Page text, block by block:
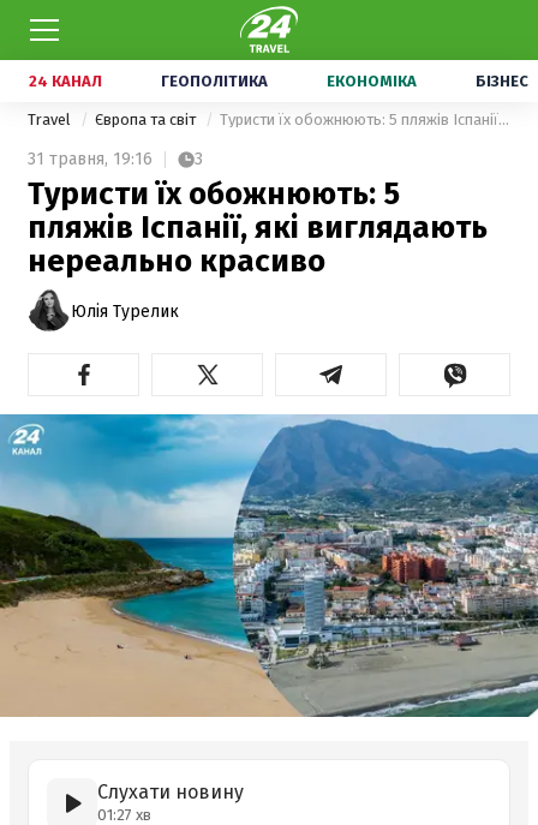
24 КАНАЛ ГЕОПОЛІТИКА ЕКОНОМІКА БІЗНЕС
Travel Європа та світ Туристи їх обожнюють: 5 пляжів Іспанії, які виглядають нереально красиво
31 травня, 19:16 3
Туристи їх обожнюють: 5
пляжів Іспанії, які виглядають
нереально красиво
Юлія Турелик
Слухати новину
01:27 хв